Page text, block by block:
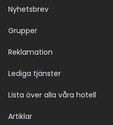
Nyhetsbrev
Grupper
Reklamation
Lediga tjänster
Lista över alla våra hotell
Artiklar